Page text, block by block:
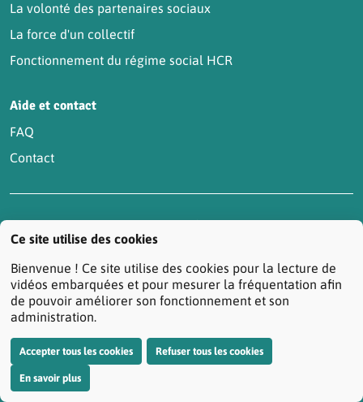
Ce site utilise des cookies
Bienvenue ! Ce site utilise des cookies pour la lecture de
vidéos embarquées et pour mesurer la fréquentation afin
de pouvoir améliorer son fonctionnement et son
administration.
Accepter tous les cookies Refuser tous les cookies
En savoir plus
La volonté des partenaires sociaux
La force d'un collectif
Fonctionnement du régime social HCR
Aide et contact
FAQ
Contact
Accessibilité : partiellement conformeActualités
Protection des données personnelles
Réclamation/Médiation Santé
Résiliation de votre contrat prévoyancePlan du site
Gestion des cookies